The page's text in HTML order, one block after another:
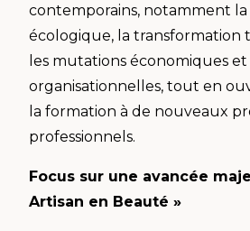
contemporains, notamment la
écologique, la transformation
les mutations économiques et
organisationnelles, tout en
la formation à de nouveaux
professionnels.
Focus sur une avancée
Artisan en Beauté »